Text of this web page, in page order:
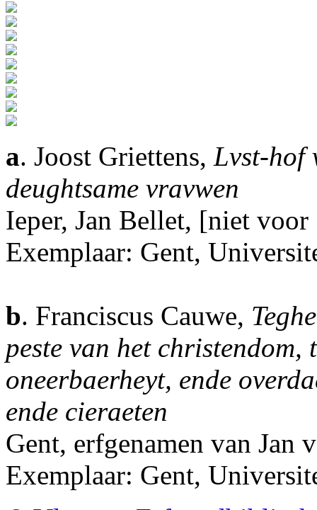
a. Joost Griettens, Lvst-hof
deughtsame vravwen
Ieper, Jan Bellet, [niet
Exemplaar: Gent,
b. Franciscus Cauwe,
peste van het christendom,
oneerbaerheyt, ende
ende cieraeten
Gent, erfgenamen van Jan
Exemplaar: Gent,